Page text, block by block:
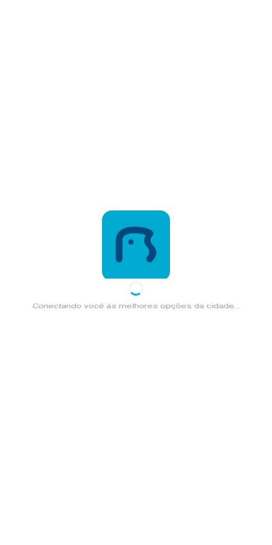
Conectando você às melhores opções da cidade...